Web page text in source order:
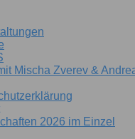
Mischa Zverev &
2026 im Einzel